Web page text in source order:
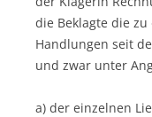
die Beklagte die
Handlungen seit
und zwar unter
a) der einzelnen